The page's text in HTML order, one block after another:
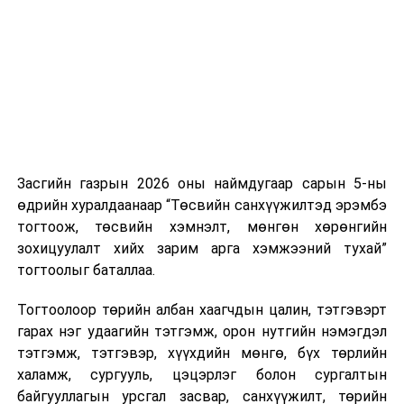
Засгийн газар
2025.06.26-ны
өдөр өргөн
мэдүүлсэн,
хэлэлцүүлэг/
·
ухай хуулийн
төсөл болон
хамт өргөн
Шинэ хууль Францын зах зээлд үйлчилдэг гадаадын
дуудлагын төвүүдэд нөлөөлөхөөр байна. Тухайлбал,
Мароккогийн дуудлагын төвүүдийн орлогын 80 гаруй
хувь Францын зах зээлээс бүрддэг бөгөөд тус улсын
40–50 мянган ажлын байр эрсдэлд орж болзошгүйг
Засгийн газрын 2026 оны наймдугаар сарын 5-ны
өдрийн хуралдаанаар “Төсвийн санхүүжилтэд эрэмбэ
тогтоож, төсвийн хэмнэлт, мөнгөн хөрөнгийн
зохицуулалт хийх зарим арга хэмжээний тухай”
тогтоолыг баталлаа.
Тогтоолоор төрийн албан хаагчдын цалин, тэтгэвэрт
гарах нэг удаагийн тэтгэмж, орон нутгийн нэмэгдэл
тэтгэмж, тэтгэвэр, хүүхдийн мөнгө, бүх төрлийн
халамж, сургууль, цэцэрлэг болон сургалтын
байгууллагын урсгал засвар, санхүүжилт, төрийн